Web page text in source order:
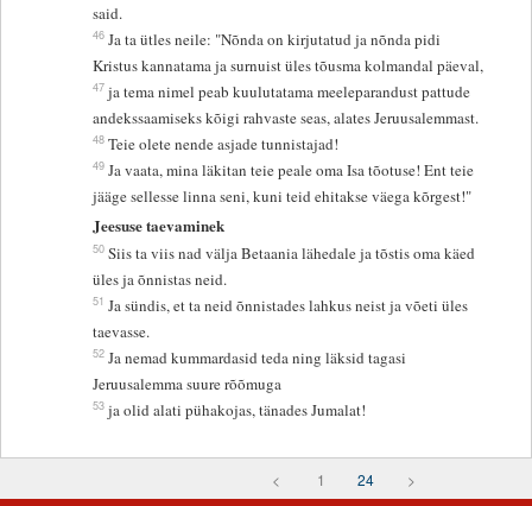
said.
46 Ja ta ütles neile: "Nõnda on kirjutatud ja nõnda pidi
Kristus kannatama ja surnuist üles tõusma kolmandal päeval,
47 ja tema nimel peab kuulutatama meeleparandust pattude
andekssaamiseks kõigi rahvaste seas, alates Jeruusalemmast.
48 Teie olete nende asjade tunnistajad!
49 Ja vaata, mina läkitan teie peale oma Isa tõotuse! Ent teie
jääge sellesse linna seni, kuni teid ehitakse väega kõrgest!"
Jeesuse taevaminek
50 Siis ta viis nad välja Betaania lähedale ja tõstis oma käed
üles ja õnnistas neid.
51 Ja sündis, et ta neid õnnistades lahkus neist ja võeti üles
taevasse.
52 Ja nemad kummardasid teda ning läksid tagasi
Jeruusalemma suure rõõmuga
53 ja olid alati pühakojas, tänades Jumalat!
< 1 24 >